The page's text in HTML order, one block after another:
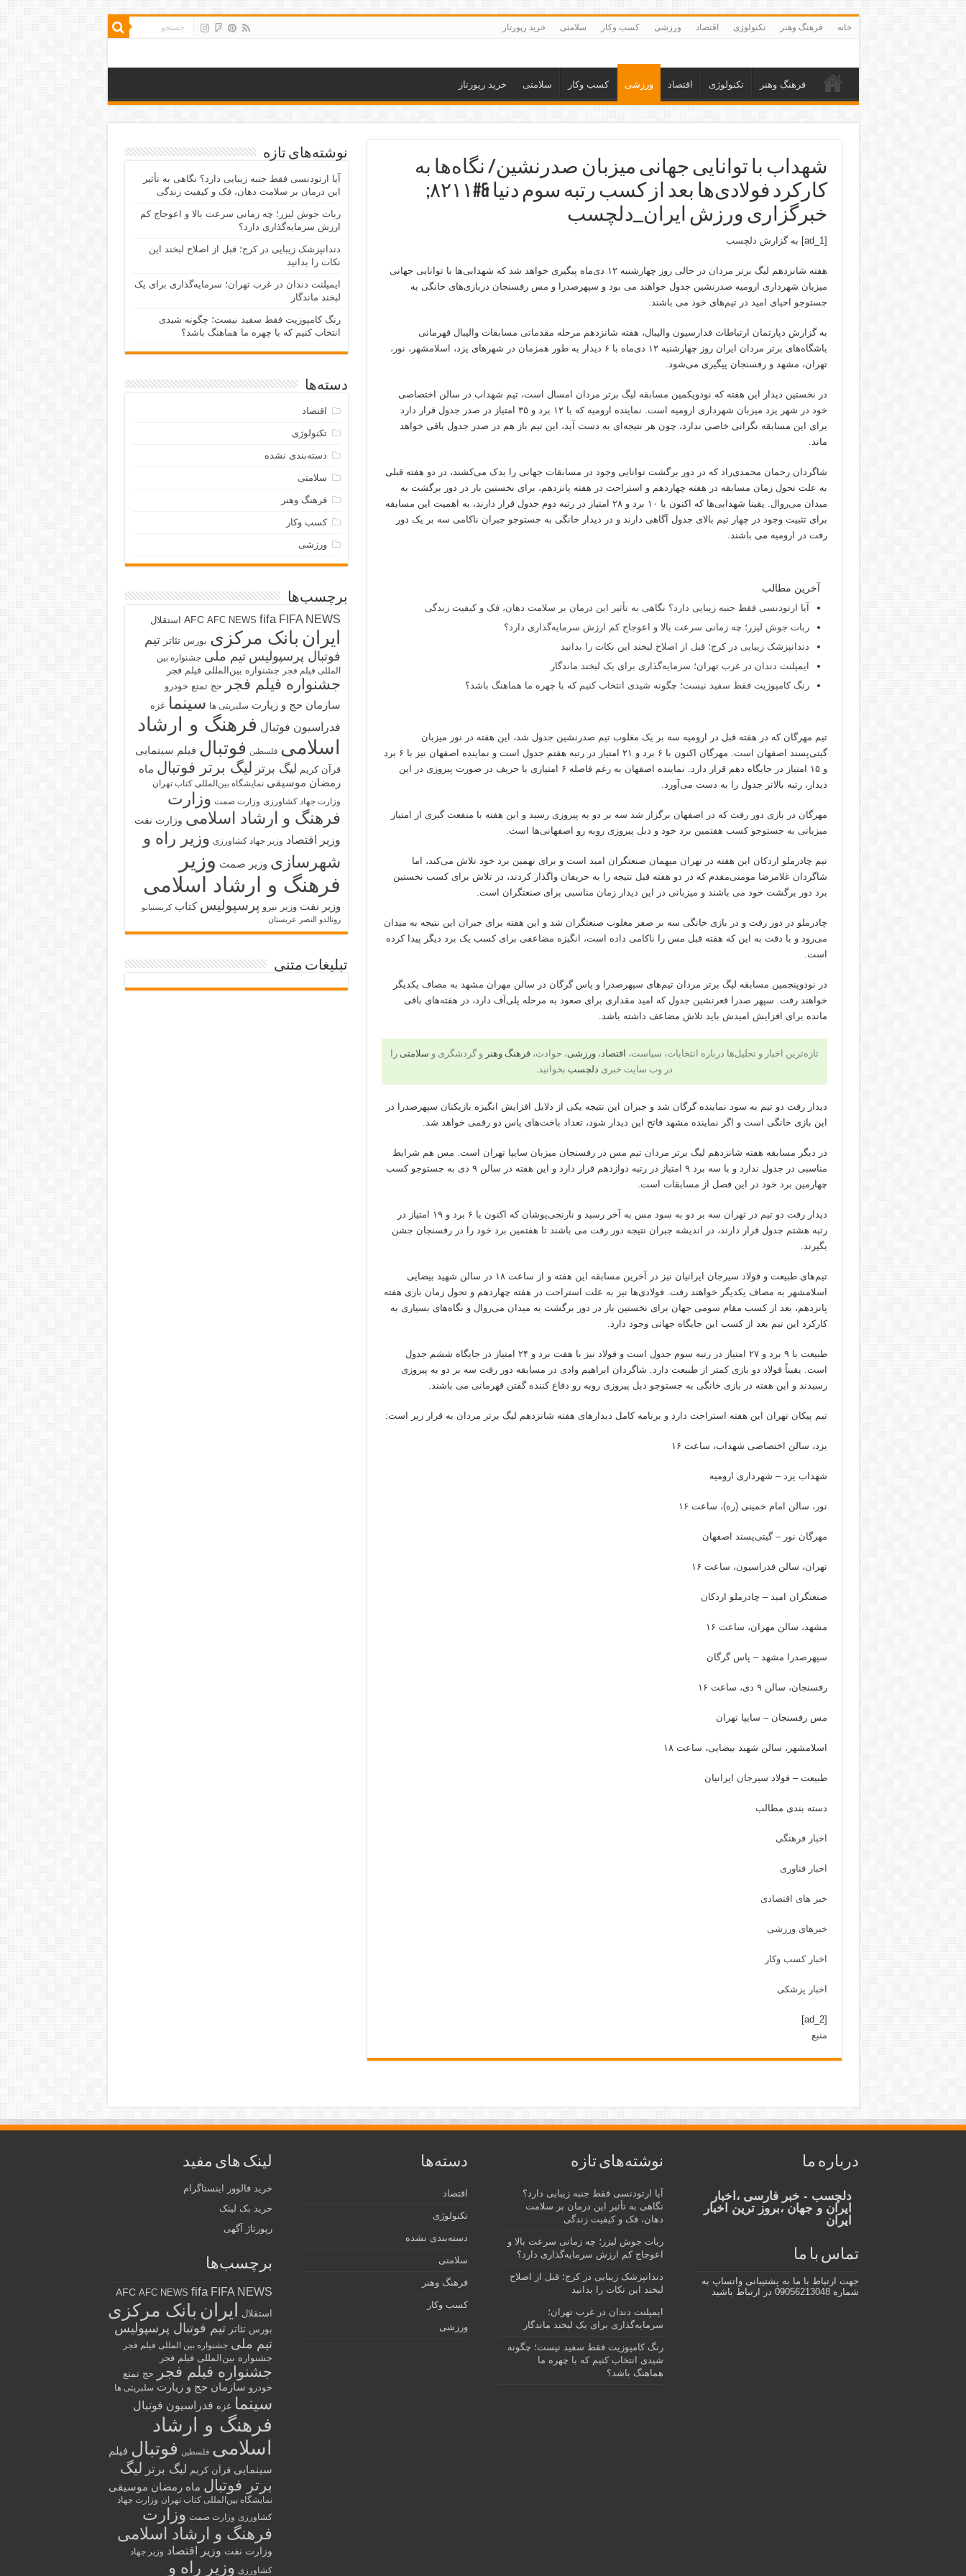
خانه فرهنگ وهنر تکنولوژی اقتصاد ورزشی کسب وکار سلامتی خرید رپورتاز
فرهنگ وهنر تکنولوژی اقتصاد ورزشی کسب وکار سلامتی خرید رپورتاز
شهداب با توانایی جهانی میزبان صدرنشین/ نگاه‌ها به
کارکرد فولادی‌ها بعد از کسب رتبه سوم دنیا &#۸۲۱۱;
خبرگزاری ورزش ایران_دلچسب
[ad_1] به گزارش دلچسب
هفته شانزدهم لیگ برتر مردان در حالی روز چهارشنبه ۱۲ دی‌ماه پیگیری خواهد شد که شهدابی‌ها با توانایی جهانی
میزبان شهرداری ارومیه صدرنشین جدول خواهند می بود و سپهرصدرا و مس رفسنجان دربازی‌های خانگی به
جستوجو احیای امید در تیم‌های خود می باشند.
به گزارش دپارتمان ارتباطات فدارسیون والیبال، هفته شانزدهم مرحله مقدماتی مسابقات والیبال قهرمانی
باشگاه‌های برتر مردان ایران روز چهارشنبه ۱۲ دی‌ماه با ۶ دیدار به طور همزمان در شهر‌های یزد، اسلامشهر، نور،
تهران، مشهد و رفسنجان پیگیری می‌شود.
در نخستین دیدار این هفته که نودویکمین مسابقه لیگ برتر مردان امسال است، تیم شهداب در سالن اختصاصی
خود در شهر یزد میزبان شهرداری ارومیه است. نماینده ارومیه که با ۱۲ برد و ۳۵ امتیاز در صدر جدول قرار دارد
برای این مسابقه نگرانی خاصی ندارد، چون هر نتیجه‌ای به دست آید، این تیم باز هم در صدر جدول باقی خواهد
ماند.
شاگردان رحمان محمدی‌راد که در دور برگشت توانایی وجود در مسابقات جهانی را یدک می‌کشند، در دو هفته قبلی
به علت تحول زمان مسابقه در هفته چهاردهم و استراحت در هفته پانزدهم، برای نخستین بار در دور برگشت به
میدان می‌روال. یقینا شهدابی‌ها که اکنون با ۱۰ برد و ۲۸ امتیاز در رتبه دوم جدول قرار دارند، به اهمیت این مسابقه
برای تثبیت وجود در چهار تیم بالای جدول آگاهی دارند و در دیدار خانگی به جستوجو جبران ناکامی سه بر یک دور
رفت در ارومیه می باشند.
آخرین مطالب
آیا ارتودنسی فقط جنبه زیبایی دارد؟ نگاهی به تأثیر این درمان بر سلامت دهان، فک و کیفیت زندگی
ربات جوش لیزر؛ چه زمانی سرعت بالا و اعوجاج کم ارزش سرمایه‌گذاری دارد؟
دندانپزشک زیبایی در کرج؛ قبل از اصلاح لبخند این نکات را بدانید
ایمپلنت دندان در غرب تهران؛ سرمایه‌گذاری برای یک لبخند ماندگار
رنگ کامپوزیت فقط سفید نیست؛ چگونه شیدی انتخاب کنیم که با چهره ما هماهنگ باشد؟
تیم مهرگان که در هفته قبل در ارومیه سه بر یک مغلوب تیم صدرنشین جدول شد، این هفته در نور میزبان
گیتی‌پسند اصفهان است. مهرگان اکنون با ۶ برد و ۲۱ امتیاز در رتبه هفتم جدول است و نماینده اصفهان نیز با ۶ برد
و ۱۵ امتیاز در جایگاه دهم قرار دارد. نماینده اصفهان به رغم فاصله ۶ امتیازی با حریف در صورت پیروزی در این
دیدار، رتبه بالاتر جدول را به دست می‌آورد.
مهرگان در بازی دور رفت که در اصفهان برگزار شد سه بر دو به پیروزی رسید و این هفته با منفعت گیری از امتیاز
میزبانی به جستوجو کسب هفتمین برد خود و دبل پیروزی روبه رو اصفهانی‌ها است.
تیم چادرملو اردکان این هفته در تهران میهمان صنعتگران امید است و برای نهمین برد خود تلاش می‌کند، اما
شاگردان غلامرضا مومنی‌مقدم که در دو هفته قبل نتیجه را به حریفان واگذار کردند، در تلاش برای کسب نخستین
برد دور برگشت خود می باشند و میزبانی در این دیدار زمان مناسبی برای صنعتگران است.
چادرملو در دور رفت و در بازی خانگی سه بر صفر مغلوب صنعتگران شد و این هفته برای جبران این نتیجه به میدان
می‌رود و با دقت به این که هفته قبل مس را ناکامی داده است، انگیزه مضاعفی برای کسب یک برد دیگر پیدا کرده
است.
در نودوپنجمین مسابقه لیگ برتر مردان تیم‌های سپهرصدرا و پاس گرگان در سالن مهران مشهد به مصاف یکدیگر
خواهند رفت. سپهر صدرا قعرنشین جدول که امید مقداری برای صعود به مرحله پلی‌آف دارد، در هفته‌های باقی
مانده برای افزایش امیدش باید تلاش مضاعف داشته باشد.
تازه‌ترین اخبار و تحلیل‌ها درباره انتخابات، سیاست، اقتصاد،ورزشی، حوادث،فرهنگ وهنر و گردشگری و سلامتی را
در وب سایت خبری دلچسب بخوانید.
دیدار رفت دو تیم به سود نماینده گرگان شد و جبران این نتیجه یکی از دلایل افزایش انگیزه بازیکنان سپهرصدرا در
این بازی خانگی است و اگر نماینده مشهد فاتح این دیدار شود، تعداد باخت‌های پاس دو رقمی خواهد شد.
در دیگر مسابقه هفته شانزدهم لیگ برتر مردان تیم مس در رفسنجان میزبان سایپا تهران است. مس هم شرایط
مناسبی در جدول ندارد و با سه برد ۹ امتیاز در رتبه دوازدهم قرار دارد و این هفته در سالن ۹ دی به جستوجو کسب
چهارمین برد خود در این فصل از مسابقات است.
دیدار رفت دو تیم در تهران سه بر دو به سود مس به آخر رسید و نارنجی‌پوشان که اکنون با ۶ برد و ۱۹ امتیاز در
رتبه هشتم جدول قرار دارند، در اندیشه جبران نتیجه دور رفت می باشند تا هفتمین برد خود را در رفسنجان جشن
بگیرند.
تیم‌های طبیعت و فولاد سیرجان ایرانیان نیز در آخرین مسابقه این هفته و از ساعت ۱۸ در سالن شهید بیضایی
اسلامشهر به مصاف یکدیگر خواهند رفت. فولادی‌ها نیز به علت استراحت در هفته چهاردهم و تحول زمان بازی هفته
پانزدهم، بعد از کسب مقام سومی جهان برای نخستین بار در دور برگشت به میدان می‌روال و نگاه‌های بسیاری به
کارکرد این تیم بعد از کسب این جایگاه جهانی وجود دارد.
طبیعت با ۹ برد و ۲۷ امتیاز در رتبه سوم جدول است و فولاد نیز با هفت برد و ۲۴ امتیاز در جایگاه ششم جدول
است. یقیناً فولاد دو بازی کمتر از طبیعت دارد. شاگردان ابراهیم وادی در مسابقه دور رفت سه بر دو به پیروزی
رسیدند و این هفته در بازی خانگی به جستوجو دبل پیروزی روبه رو دفاع کننده گفتن قهرمانی می باشند.
تیم پیکان تهران این هفته استراحت دارد و برنامه کامل دیدار‌های هفته شانزدهم لیگ برتر مردان به قرار زیر است:
یزد، سالن اختصاصی شهداب، ساعت ۱۶
شهداب یزد – شهرداری ارومیه
نور، سالن امام خمینی (ره)، ساعت ۱۶
مهرگان نور – گیتی‌پسند اصفهان
تهران، سالن فدراسیون، ساعت ۱۶
صنعتگران امید – چادرملو اردکان
مشهد، سالن مهران، ساعت ۱۶
سپهرصدرا مشهد – پاس گرگان
رفسنجان، سالن ۹ دی، ساعت ۱۶
مس رفسنجان – سایپا تهران
اسلامشهر، سالن شهید بیضایی، ساعت ۱۸
طبیعت – فولاد سیرجان ایرانیان
دسته بندی مطالب
اخبار فرهنگی
اخبار فناوری
خبر های اقتصادی
خبرهای ورزشی
اخبار کسب وکار
اخبار پزشکی
[ad_2]
منبع
نوشته‌های تازه
آیا ارتودنسی فقط جنبه زیبایی دارد؟ نگاهی به تأثیر
این درمان بر سلامت دهان، فک و کیفیت زندگی
ربات جوش لیزر؛ چه زمانی سرعت بالا و اعوجاج کم
ارزش سرمایه‌گذاری دارد؟
دندانپزشک زیبایی در کرج؛ قبل از اصلاح لبخند این
نکات را بدانید
ایمپلنت دندان در غرب تهران؛ سرمایه‌گذاری برای یک
لبخند ماندگار
رنگ کامپوزیت فقط سفید نیست؛ چگونه شیدی
انتخاب کنیم که با چهره ما هماهنگ باشد؟
دسته‌ها
اقتصاد
تکنولوژی
دسته‌بندی نشده
سلامتی
فرهنگ وهنر
کسب وکار
ورزشی
برچسب‌ها
AFC AFC NEWS fifa FIFA NEWS استقلال
ایران بانک مرکزی بورس تئاتر تیم
فوتبال پرسپولیس تیم ملی جشنواره بین
المللی فیلم فجر جشنواره بین‌المللی فیلم فجر
جشنواره فیلم فجر حج تمتع خودرو
سازمان حج و زیارت سلبریتی ها سینما غزه
فدراسیون فوتبال فرهنگ و ارشاد
اسلامی فلسطین فوتبال فیلم سینمایی
قرآن کریم لیگ برتر لیگ برتر فوتبال ماه
رمضان موسیقی نمایشگاه بین‌المللی کتاب تهران
وزارت جهاد کشاورزی وزارت صمت وزارت
فرهنگ و ارشاد اسلامی وزارت نفت
وزیر اقتصاد وزیر جهاد کشاورزی وزیر راه و
شهرسازی وزیر صمت وزیر
فرهنگ و ارشاد اسلامی
وزیر نفت وزیر نیرو پرسپولیس کتاب کریستیانو
رونالدو النصر عربستان
تبلیغات متنی
درباره ما
دلچسب - خبر فارسی ،اخبار
ایران و جهان ،بروز ترین اخبار
ایران
تماس با ما
جهت ارتباط با ما به پشتیبانی واتساپ به
شماره 09056213048 در ارتباط باشید
نوشته‌های تازه
آیا ارتودنسی فقط جنبه زیبایی دارد؟
نگاهی به تأثیر این درمان بر سلامت
دهان، فک و کیفیت زندگی
ربات جوش لیزر؛ چه زمانی سرعت بالا و
اعوجاج کم ارزش سرمایه‌گذاری دارد؟
دندانپزشک زیبایی در کرج؛ قبل از اصلاح
لبخند این نکات را بدانید
ایمپلنت دندان در غرب تهران؛
سرمایه‌گذاری برای یک لبخند ماندگار
رنگ کامپوزیت فقط سفید نیست؛ چگونه
شیدی انتخاب کنیم که با چهره ما
هماهنگ باشد؟
دسته‌ها
اقتصاد
تکنولوژی
دسته‌بندی نشده
سلامتی
فرهنگ وهنر
کسب وکار
ورزشی
لینک های مفید
خرید فالوور اینستاگرام
خرید بک لینک
رپورتاژ آگهی
برچسب‌ها
AFC AFC NEWS fifa FIFA NEWS
استقلال ایران بانک مرکزی
بورس تئاتر تیم فوتبال پرسپولیس
تیم ملی جشنواره بین المللی فیلم فجر
جشنواره بین‌المللی فیلم فجر
جشنواره فیلم فجر
حج تمتع
خودرو سازمان حج و زیارت سلبریتی ها
سینما غزه فدراسیون فوتبال
فرهنگ و ارشاد
اسلامی فلسطین فوتبال فیلم
سینمایی قرآن کریم لیگ برتر لیگ
برتر فوتبال ماه رمضان موسیقی
نمایشگاه بین‌المللی کتاب تهران وزارت جهاد
کشاورزی وزارت صمت وزارت
فرهنگ و ارشاد اسلامی
وزارت نفت وزیر اقتصاد وزیر جهاد
کشاورزی وزیر راه و